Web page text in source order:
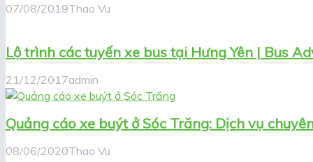
07/08/2019Thao Vu
Lộ trình các tuyến xe bus tại Hưng Yên | Bus
21/12/2017admin
Quảng cáo xe buýt ở Sóc Trăng: Dịch vụ
08/06/2020Thao Vu